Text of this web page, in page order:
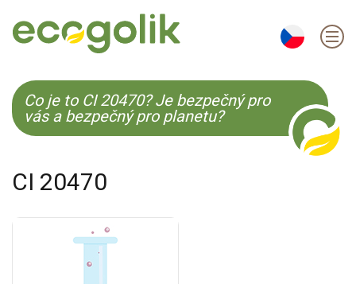
EN ES CS KO
Co je to CI 20470? Je bezpečný pro
vás a bezpečný pro planetu?
CI 20470